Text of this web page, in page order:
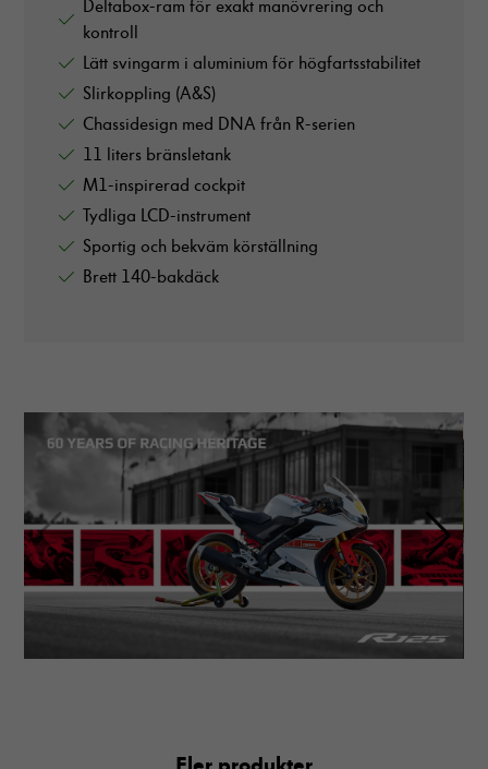
Deltabox-ram för exakt manövrering och
kontroll
Lätt svingarm i aluminium för högfartsstabilitet
Slirkoppling (A&S)
Chassidesign med DNA från R-serien
11 liters bränsletank
M1-inspirerad cockpit
Tydliga LCD-instrument
Sportig och bekväm körställning
Brett 140-bakdäck